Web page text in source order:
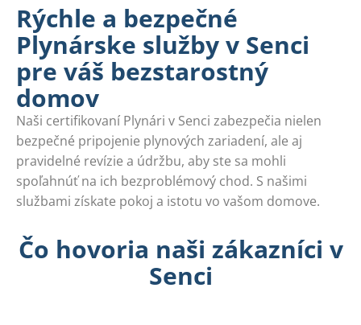
Rýchle a bezpečné
Plynárske služby v Senci
pre váš bezstarostný
domov
Naši certifikovaní Plynári v Senci zabezpečia nielen
bezpečné pripojenie plynových zariadení, ale aj
pravidelné revízie a údržbu, aby ste sa mohli
spoľahnúť na ich bezproblémový chod. S našimi
službami získate pokoj a istotu vo vašom domove.
Čo hovoria naši zákazníci v
Senci